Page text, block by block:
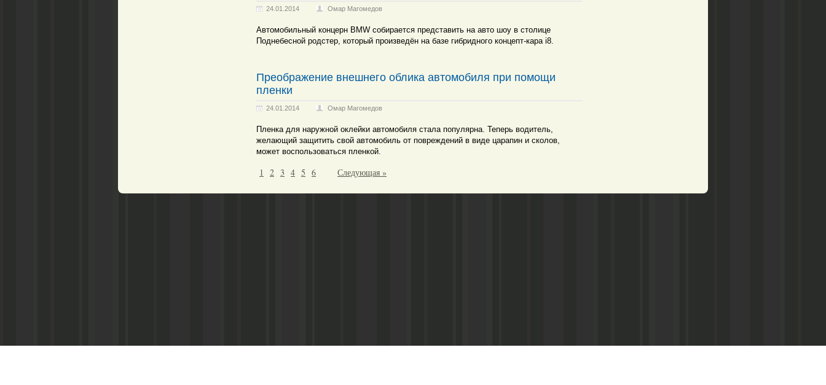
24.01.2014 Омар Магомедов
Автомобильный концерн BMW собирается представить на авто шоу в столице
Поднебесной родстер, который произведён на базе гибридного концепт-кара i8.
Преображение внешнего облика автомобиля при помощи
пленки
24.01.2014 Омар Магомедов
Пленка для наружной оклейки автомобиля стала популярна. Теперь водитель,
желающий защитить свой автомобиль от повреждений в виде царапин и сколов,
может воспользоваться пленкой.
1 2 3 4 5 6 Следующая »